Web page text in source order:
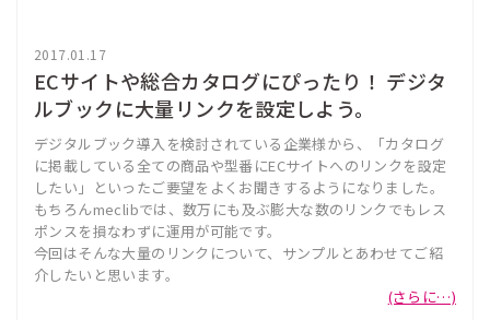
2017.01.17
ECサイトや総合カタログにぴったり！ デジタ
ルブックに大量リンクを設定しよう。
デジタルブック導入を検討されている企業様から、「カタログ
に掲載している全ての商品や型番にECサイトへのリンクを設定
したい」といったご要望をよくお聞きするようになりました。
もちろんmeclibでは、数万にも及ぶ膨大な数のリンクでもレス
ポンスを損なわずに運用が可能です。
今回はそんな大量のリンクについて、サンプルとあわせてご紹
介したいと思います。
(さらに…)